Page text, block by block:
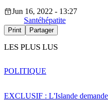
Jun 16, 2022 - 13:27
Santéhépatite
Print Partager
LES PLUS LUS
EXCLUSIF : L'Islande
POLITIQUE